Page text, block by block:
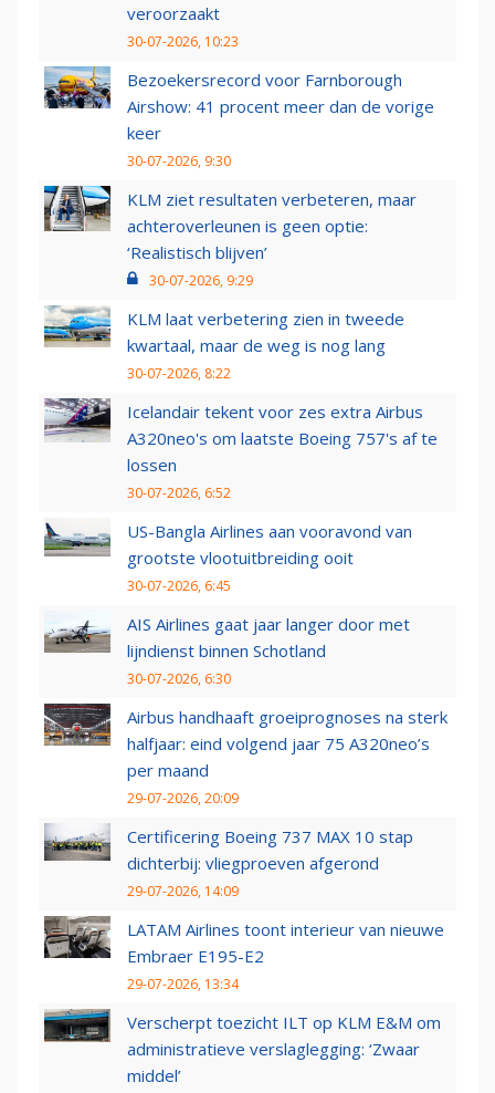
veroorzaakt
30-07-2026, 10:23
Bezoekersrecord voor Farnborough
Airshow: 41 procent meer dan de vorige
keer
30-07-2026, 9:30
KLM ziet resultaten verbeteren, maar
achteroverleunen is geen optie:
‘Realistisch blijven’
30-07-2026, 9:29
KLM laat verbetering zien in tweede
kwartaal, maar de weg is nog lang
30-07-2026, 8:22
Icelandair tekent voor zes extra Airbus
A320neo's om laatste Boeing 757's af te
lossen
30-07-2026, 6:52
US-Bangla Airlines aan vooravond van
grootste vlootuitbreiding ooit
30-07-2026, 6:45
AIS Airlines gaat jaar langer door met
lijndienst binnen Schotland
30-07-2026, 6:30
Airbus handhaaft groeiprognoses na sterk
halfjaar: eind volgend jaar 75 A320neo’s
per maand
29-07-2026, 20:09
Certificering Boeing 737 MAX 10 stap
dichterbij: vliegproeven afgerond
29-07-2026, 14:09
LATAM Airlines toont interieur van nieuwe
Embraer E195-E2
29-07-2026, 13:34
Verscherpt toezicht ILT op KLM E&M om
administratieve verslaglegging: ‘Zwaar
middel’